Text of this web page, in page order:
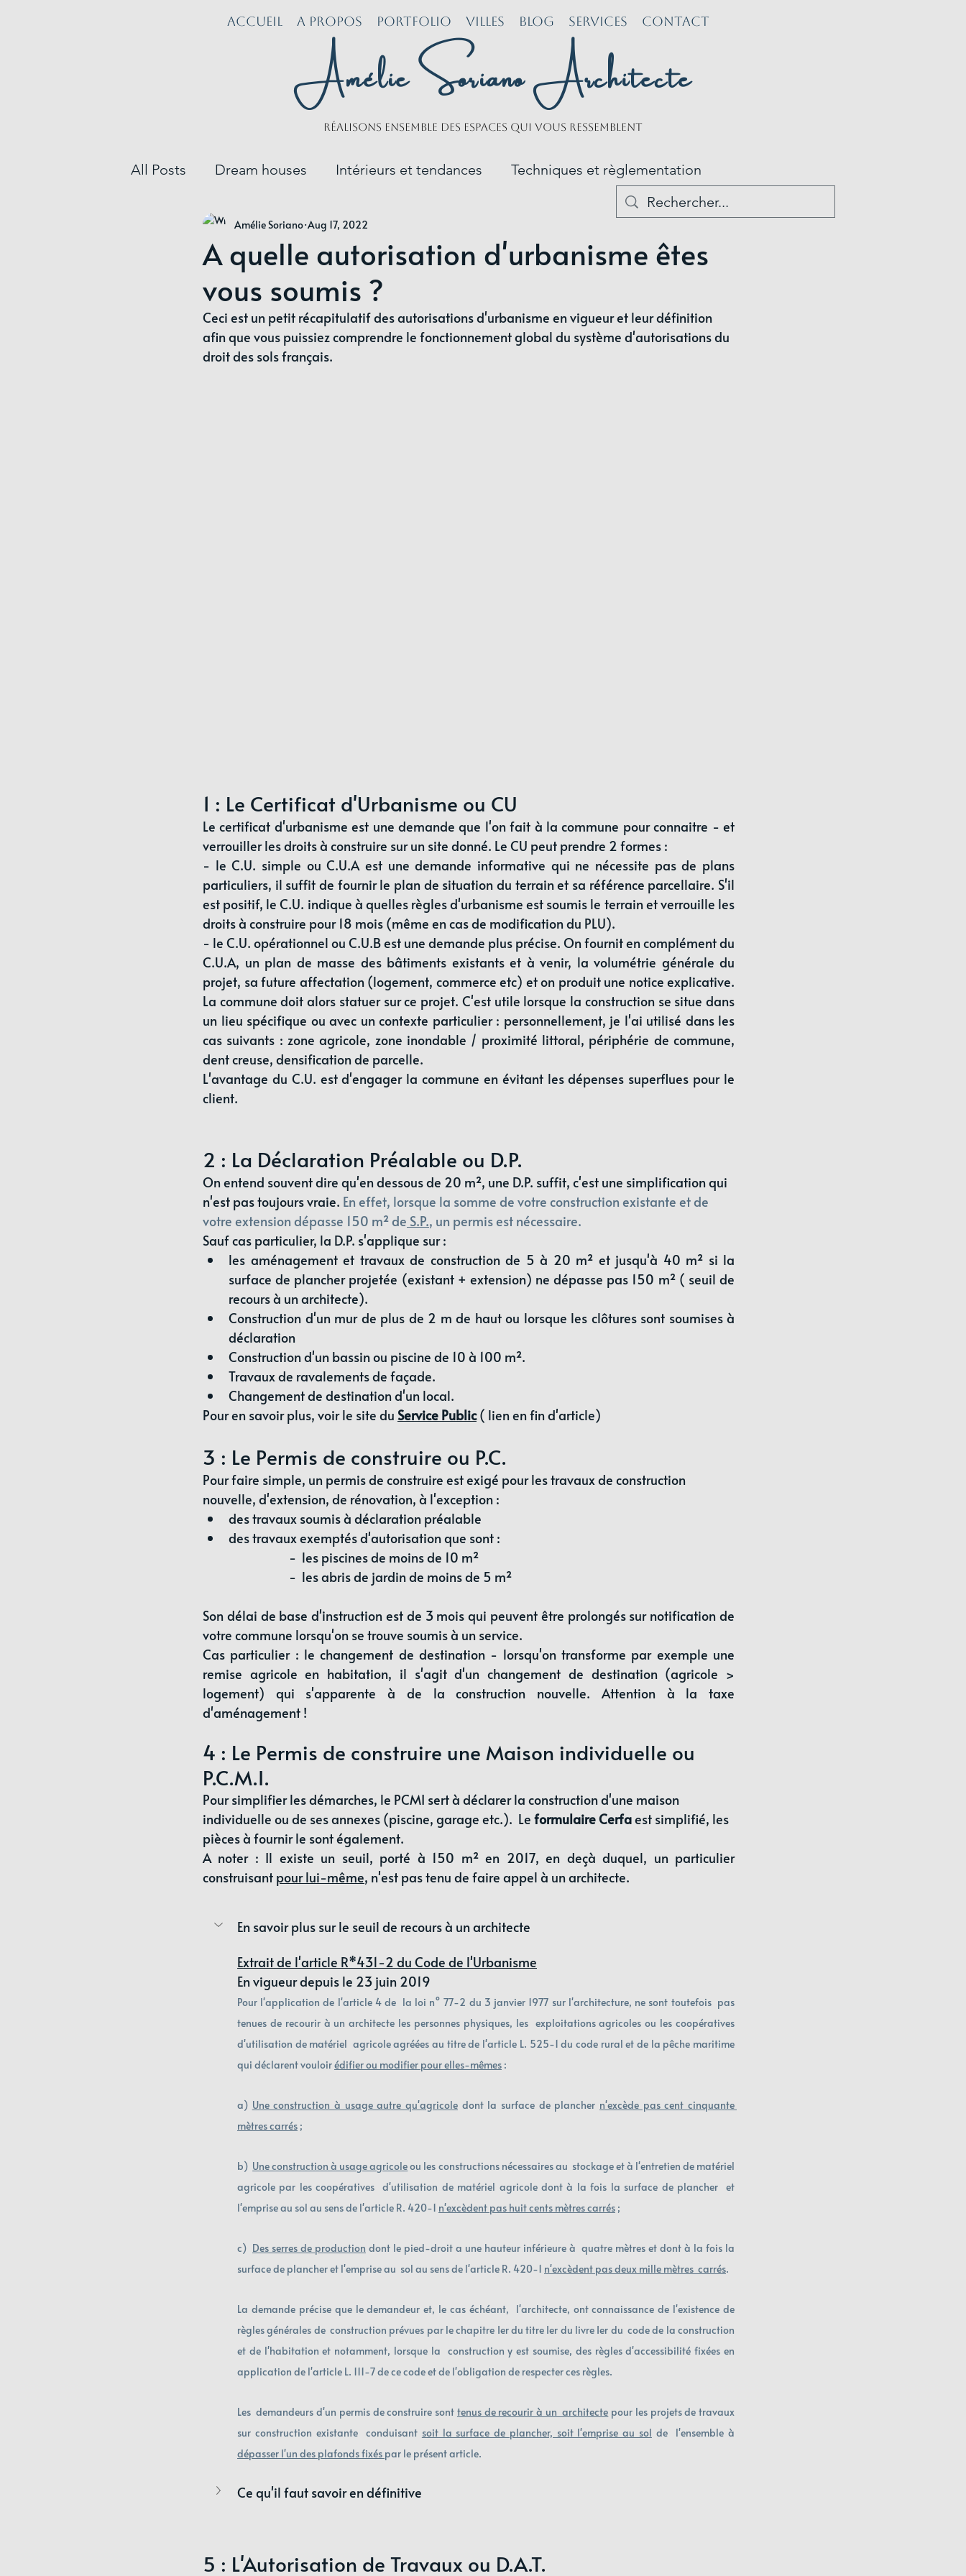
ACCUEIL A PROPOS PORTFOLIO Villes BLOG SERVICES CONTACT
Amélie Soriano Architecte
Réalisons ensemble des espaces qui vous ressemblent
All Posts Dream houses Intérieurs et tendances Techniques et règlementation
Profession : Architecte Portfolio
Local professionnel
A quelle autorisation d'urbanisme êtes
vous soumis ?
Amélie Soriano Aug 17, 2022
Ceci est un petit récapitulatif des autorisations d'urbanisme en vigueur et leur définition
afin que vous puissiez comprendre le fonctionnement global du système d'autorisations du
droit des sols français.
1 : Le Certificat d'Urbanisme ou CU
Le certificat d'urbanisme est une demande que l'on fait à la commune pour connaitre - et
verrouiller les droits à construire sur un site donné. Le CU peut prendre 2 formes :
- le C.U. simple ou C.U.A est une demande informative qui ne nécessite pas de plans
particuliers, il suffit de fournir le plan de situation du terrain et sa référence parcellaire. S'il
est positif, le C.U. indique à quelles règles d'urbanisme est soumis le terrain et verrouille les
droits à construire pour 18 mois (même en cas de modification du PLU).
- le C.U. opérationnel ou C.U.B est une demande plus précise. On fournit en complément du
C.U.A, un plan de masse des bâtiments existants et à venir, la volumétrie générale du
projet, sa future affectation (logement, commerce etc) et on produit une notice explicative.
La commune doit alors statuer sur ce projet. C'est utile lorsque la construction se situe dans
un lieu spécifique ou avec un contexte particulier : personnellement, je l'ai utilisé dans les
cas suivants : zone agricole, zone inondable / proximité littoral, périphérie de commune,
dent creuse, densification de parcelle.
L'avantage du C.U. est d'engager la commune en évitant les dépenses superflues pour le
client.
2 : La Déclaration Préalable ou D.P.
On entend souvent dire qu'en dessous de 20 m², une D.P. suffit, c'est une simplification qui
n'est pas toujours vraie. En effet, lorsque la somme de votre construction existante et de
votre extension dépasse 150 m² de S.P., un permis est nécessaire.
Sauf cas particulier, la D.P. s'applique sur :
les aménagement et travaux de construction de 5 à 20 m² et jusqu'à 40 m² si la
surface de plancher projetée (existant + extension) ne dépasse pas 150 m² ( seuil de
recours à un architecte).
Construction d'un mur de plus de 2 m de haut ou lorsque les clôtures sont soumises à
déclaration
Construction d'un bassin ou piscine de 10 à 100 m².
Travaux de ravalements de façade.
Changement de destination d'un local.
Pour en savoir plus, voir le site du Service Public ( lien en fin d'article)
3 : Le Permis de construire ou P.C.
Pour faire simple, un permis de construire est exigé pour les travaux de construction
nouvelle, d'extension, de rénovation, à l'exception :
des travaux soumis à déclaration préalable
des travaux exemptés d'autorisation que sont :
			-  les piscines de moins de 10 m²
			-  les abris de jardin de moins de 5 m²
Son délai de base d'instruction est de 3 mois qui peuvent être prolongés sur notification de
votre commune lorsqu'on se trouve soumis à un service.
Cas particulier : le changement de destination - lorsqu'on transforme par exemple une
remise agricole en habitation, il s'agit d'un changement de destination (agricole >
logement) qui s'apparente à de la construction nouvelle. Attention à la taxe
d'aménagement !
4 : Le Permis de construire une Maison individuelle ou
P.C.M.I.
Pour simplifier les démarches, le PCMI sert à déclarer la construction d'une maison
individuelle ou de ses annexes (piscine, garage etc.).  Le formulaire Cerfa est simplifié, les
pièces à fournir le sont également.
A noter : Il existe un seuil, porté à 150 m² en 2017, en deçà duquel, un particulier
construisant pour lui-même, n'est pas tenu de faire appel à un architecte.
En savoir plus sur le seuil de recours à un architecte
Extrait de l'article R*431-2 du Code de l'Urbanisme
En vigueur depuis le 23 juin 2019
Pour l'application de l'article 4 de  la loi n° 77-2 du 3 janvier 1977 sur l'architecture, ne sont toutefois  pas
tenues de recourir à un architecte les personnes physiques, les  exploitations agricoles ou les coopératives
d'utilisation de matériel  agricole agréées au titre de l'article L. 525-1 du code rural et de la pêche maritime
qui déclarent vouloir édifier ou modifier pour elles-mêmes :
a) Une construction à usage autre qu'agricole dont la surface de plancher n'excède pas cent cinquante
mètres carrés ;
b) Une construction à usage agricole ou les constructions nécessaires au  stockage et à l'entretien de matériel
agricole par les coopératives  d'utilisation de matériel agricole dont à la fois la surface de plancher  et
l'emprise au sol au sens de l'article R. 420-1 n'excèdent pas huit cents mètres carrés ;
c) Des serres de production dont le pied-droit a une hauteur inférieure à  quatre mètres et dont à la fois la
surface de plancher et l'emprise au  sol au sens de l'article R. 420-1 n'excèdent pas deux mille mètres  carrés.
La demande précise que le demandeur et, le cas échéant,  l'architecte, ont connaissance de l'existence de
règles générales de  construction prévues par le chapitre Ier du titre Ier du livre Ier du  code de la construction
et de l'habitation et notamment, lorsque la  construction y est soumise, des règles d'accessibilité fixées en
application de l'article L. 111-7 de ce code et de l'obligation de respecter ces règles.
Les  demandeurs d'un permis de construire sont tenus de recourir à un  architecte pour les projets de travaux
sur construction existante  conduisant soit la surface de plancher, soit l'emprise au sol
dépasser l'un des plafonds fixés par le présent article.
Ce qu'il faut savoir en définitive
5 : L'Autorisation de Travaux ou D.A.T.